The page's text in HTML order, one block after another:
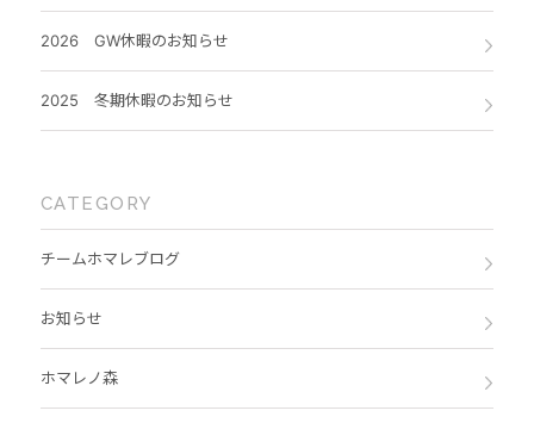
2026 GW休暇のお知らせ
2025 冬期休暇のお知らせ
CATEGORY
チームホマレブログ
お知らせ
ホマレノ森